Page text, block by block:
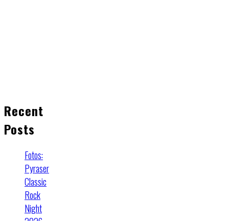
Recent
Posts
Fotos:
Pyraser
Classic
Rock
Night